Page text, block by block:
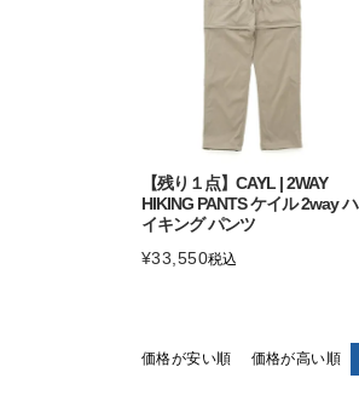
【残り１点】CAYL | 2WAY
HIKING PANTS ケイル 2way ハ
イキング パンツ
¥33,550税込
価格が安い順 価格が高い順